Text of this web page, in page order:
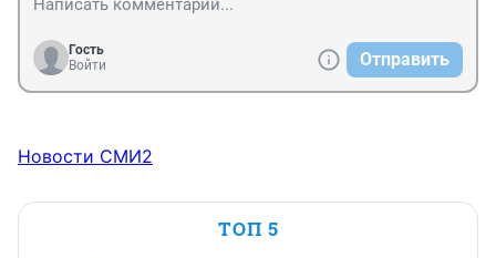
Гость
Войти
Отправить
Новости СМИ2
ТОП 5